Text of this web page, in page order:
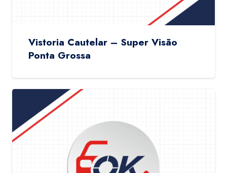
Vistoria Cautelar – Super Visão
Ponta Grossa